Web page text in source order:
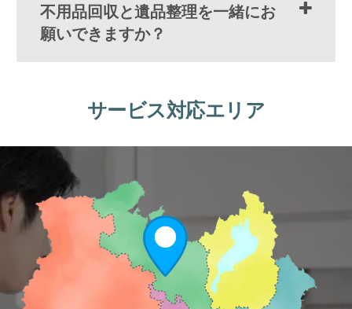
不用品回収と遺品整理を一緒にお
願いできますか？
サービス対応エリア